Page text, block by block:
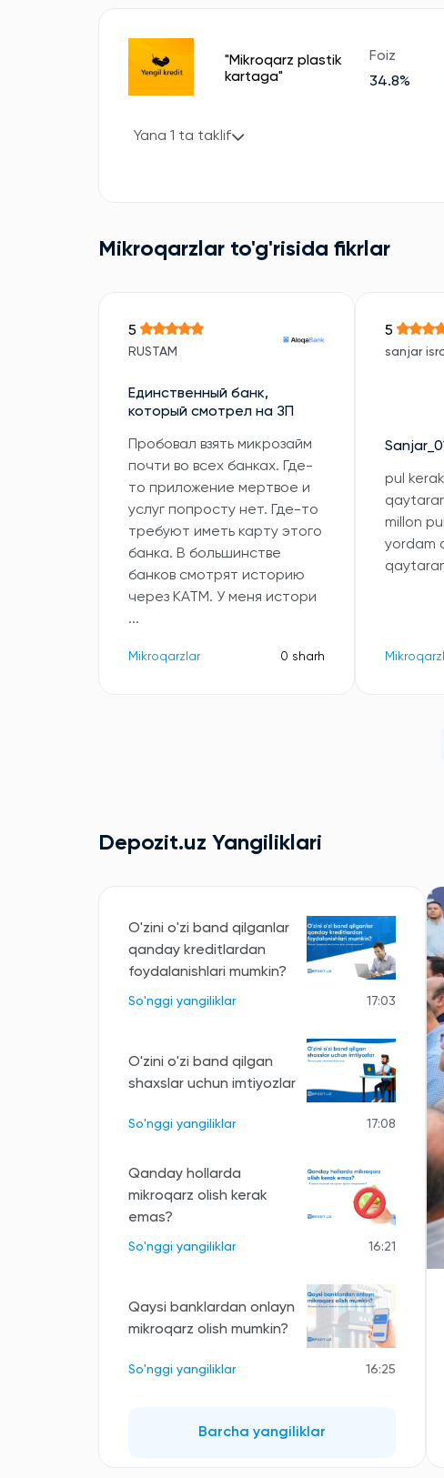
"Mikroqarz plastik
kartaga"
Foiz
34.8%
Yana 1 ta taklif
Mikroqarzlar to'g'risida fikrlar
5
RUSTAM
Единственный банк,
который смотрел на ЗП
Пробовал взять микрозайм
почти во всех банках. Где-
то приложение мертвое и
услуг попросту нет. Где-то
требуют иметь карту этого
банка. В большинстве
банков смотрят историю
через КАТМ. У меня истори
...
Mikroqarzlar 0 sharh
5
sanjar
pul
millon
yordam
Depozit.uz Yangiliklari
O'zini o'zi band qilganlar
qanday kreditlardan
foydalanishlari mumkin?
So'nggi yangiliklar 17:03
O'zini o'zi band qilgan
shaxslar uchun imtiyozlar
So'nggi yangiliklar 17:08
Qanday hollarda
mikroqarz olish kerak
emas?
So'nggi yangiliklar 16:21
Qaysi banklardan onlayn
mikroqarz olish mumkin?
So'nggi yangiliklar 16:25
Barcha yangiliklar